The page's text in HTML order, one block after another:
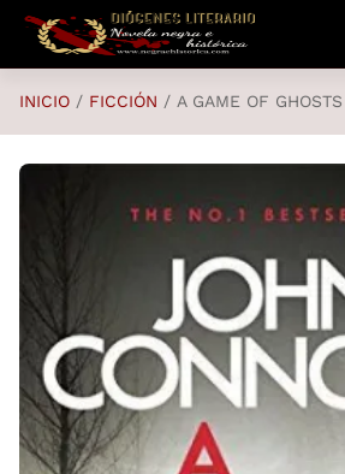
Saltar al contenido principal
INICIO FICCIÓN A GAME OF GHOSTS